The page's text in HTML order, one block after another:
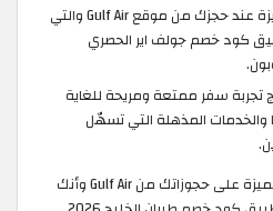
استمتع بخصومات مميزة عند حجزك من موقع Gulf Air والتي
تطبيق كود خصم جولف اير الحصري
تجربة سفر ممتعة ومريحة للغاية
والخدمات المذهلة التي تسهّل
يمكنك الاستمتاع بخصومات مميزة على حجوزاتك من Gulf Air وأنك